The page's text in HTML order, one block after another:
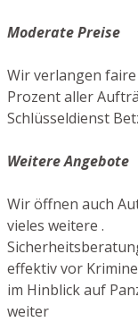
Moderate Preise
Wir verlangen
Prozent aller
Schlüsseldienst
Weitere Angebote
Wir öffnen auch
vieles weitere .
effektiv vor
im Hinblick auf
weiter